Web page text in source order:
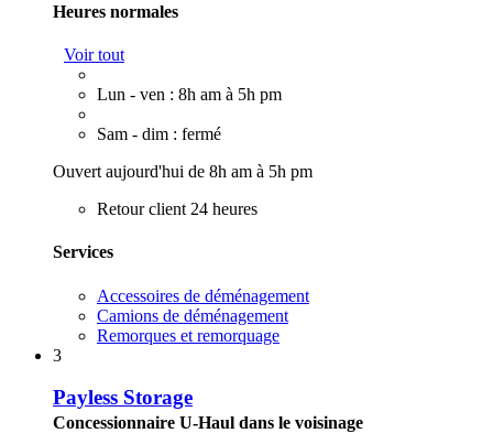
Heures normales
Voir tout
Lun - ven : 8h am à 5h pm
Sam - dim : fermé
Ouvert aujourd'hui de 8h am à 5h pm
Retour client 24 heures
Services
Accessoires de déménagement
Camions de déménagement
Remorques et remorquage
3
Payless Storage
Concessionnaire U-Haul dans le voisinage